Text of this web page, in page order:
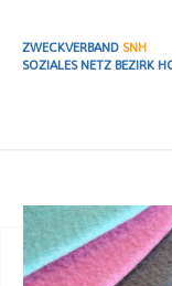
ZWECKVERBAND SNH
SOZIALES NETZ BEZIRK